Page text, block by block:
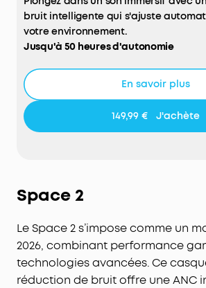
bruit intelligente qui s'ajuste
votre environnement.
Jusqu'à 50 heures d'autonomie
interruption, même avec la réduction
activée.
Confort de port longue durée
Les coussinets doux et l'arceau
compatibilité Hi-Res et LDAC.
Passez facilement d'un appareil à
écouter de la musique ou répondre à
En savoir plus
149,99 € J'achète
Space 2
Le Space 2 s’impose comme un
2026, combinant performance
technologies avancées. Ce
réduction de bruit offre une ANC